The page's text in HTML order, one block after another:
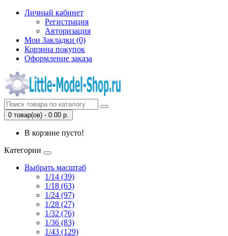
Личный кабинет
Регистрация
Авторизация
Мои Закладки (0)
Корзина покупок
Оформление заказа
0 товар(ов) - 0.00 р.
В корзине пусто!
Категории
Выбрать масштаб
1/14 (39)
1/18 (63)
1/24 (97)
1/28 (27)
1/32 (76)
1/36 (83)
1/43 (129)